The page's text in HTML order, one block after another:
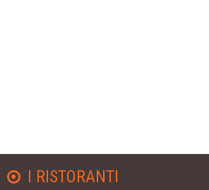
I RISTORANTI